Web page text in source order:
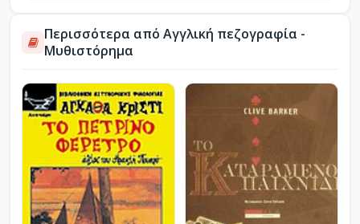
Περισσότερα από Αγγλική πεζογραφία -
Μυθιστόρημα